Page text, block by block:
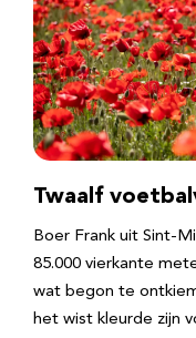
Twaalf
Boer Frank uit Sint-
85.000 vierkante
wat begon te
het wist kleurde zijn